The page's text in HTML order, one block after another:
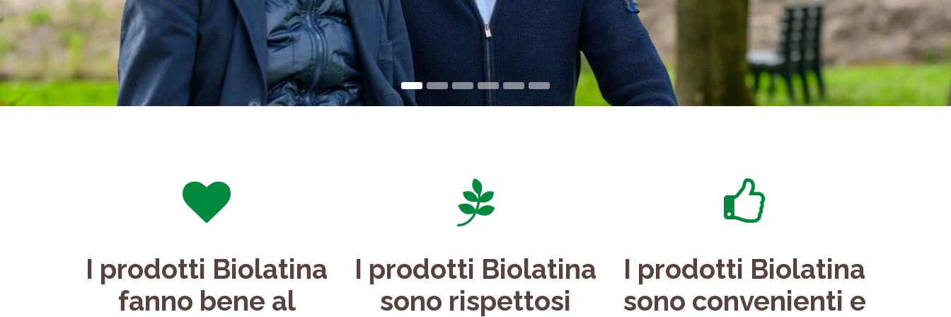
I prodotti Biolatina
fanno bene al
I prodotti Biolatina
sono rispettosi
I prodotti Biolatina
sono convenienti e